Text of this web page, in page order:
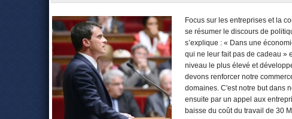
Focus sur les entreprises et la
se résumer le discours de
s’explique : « Dans une
qui ne leur fait pas de cadeau »
niveau le plus élevé et
devons renforcer notre
domaines. C'est notre but dans
ensuite par un appel aux
baisse du coût du travail de 30